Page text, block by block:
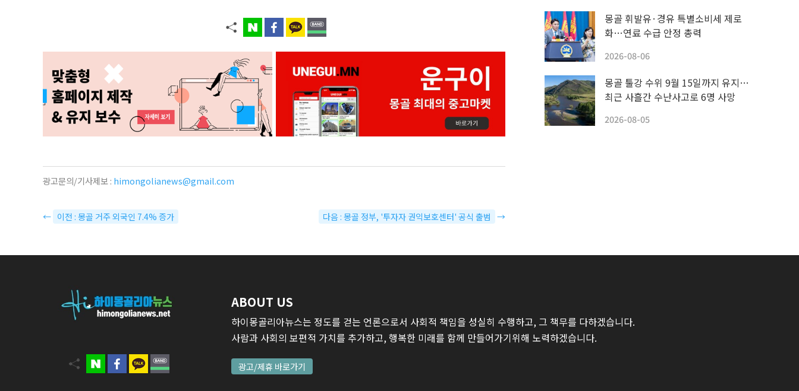
광고문의/기사제보 : himongolianews@gmail.com
← 이전 : 몽골 거주 외국인 7.4% 증가 다음 : 몽골 정부, '투자자 권익보호센터' 공식 출범 →
몽골 휘발유·경유 특별소비세 제로
화…연료 수급 안정 총력
2026-08-06
몽골 툴강 수위 9월 15일까지 유지…
최근 사흘간 수난사고로 6명 사망
2026-08-05
ABOUT US
하이몽골리아뉴스는 정도를 걷는 언론으로서 사회적 책임을 성실히 수행하고, 그 책무를 다하겠습니다.
사람과 사회의 보편적 가치를 추가하고, 행복한 미래를 함께 만들어가기위해 노력하겠습니다.
광고/제휴 바로가기